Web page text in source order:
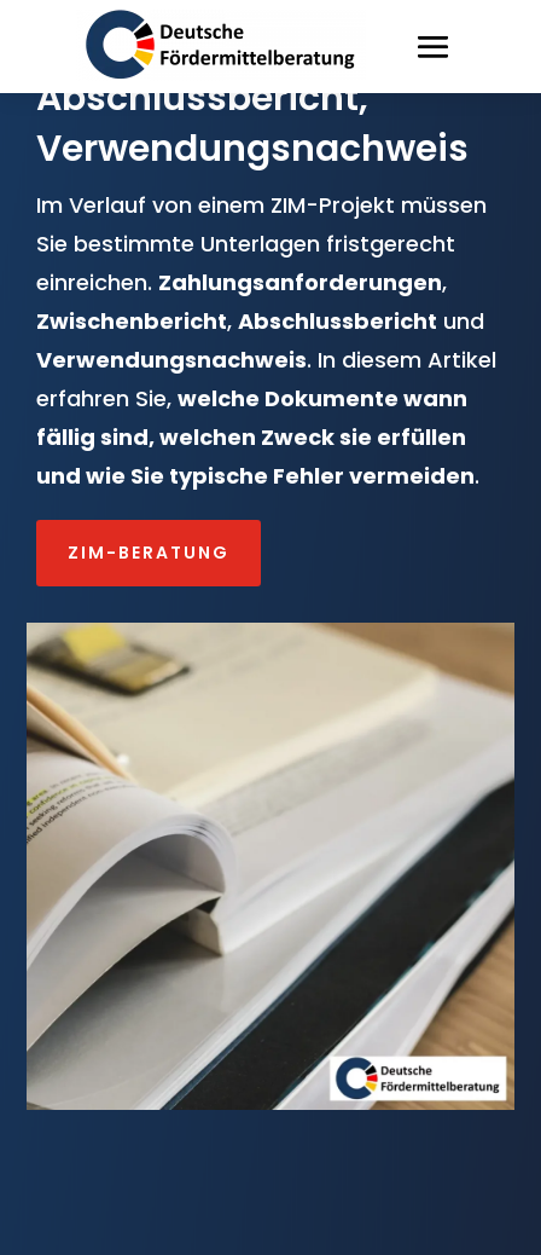
ZIM: Zwischenberichte,
Abschlussbericht,
Verwendungsnachweis
Im Verlauf von einem ZIM-Projekt müssen
Sie bestimmte Unterlagen fristgerecht
einreichen. Zahlungsanforderungen,
Zwischenbericht,Abschlussbericht und
Verwendungsnachweis. In diesem Artikel
erfahren Sie,welche Dokumente wann
fällig sind, welchen Zweck sie erfüllen
und wie Sie typische Fehler vermeiden.
ZIM-BERATUNG